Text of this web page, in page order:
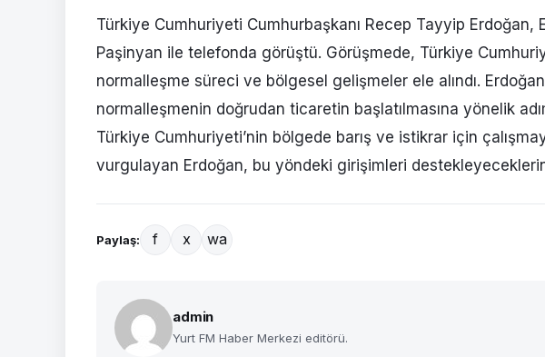
Türkiye Cumhuriyeti Cumhurbaşkanı Recep Tayyip Erdoğan,
Paşinyan ile telefonda görüştü. Görüşmede, Türkiye
normalleşme süreci ve bölgesel gelişmeler ele alındı.
normalleşmenin doğrudan ticaretin başlatılmasına yönelik
Türkiye Cumhuriyeti’nin bölgede barış ve istikrar için
vurgulayan Erdoğan, bu yöndeki girişimleri
Paylaş: f x wa
admin
Yurt FM Haber Merkezi editörü.